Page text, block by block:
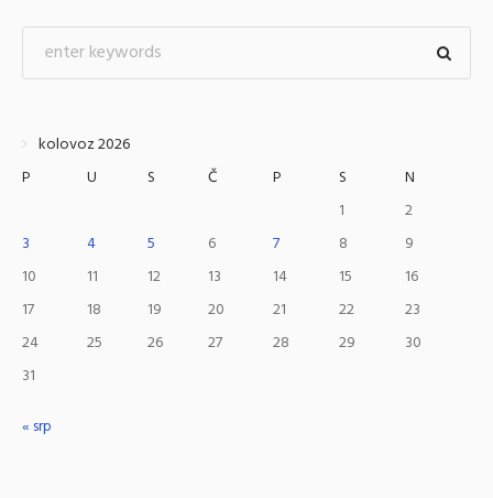
kolovoz 2026
P
U S Č P S
N
1
2
3
4 5 6 7 8
9
10
11 12 13 14 15
16
17
18 19 20 21 22
23
24
25 26 27 28 29
30
31
« srp